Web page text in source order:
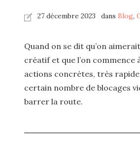
27 décembre 2023 dans Blog,
Quand on se dit qu’on
créatif et que l’on commence
actions concrètes, très
certain nombre de blocages
barrer la route.